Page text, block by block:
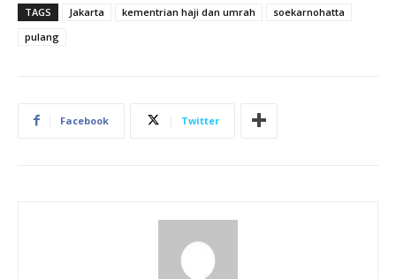
TAGS Jakarta kementrian haji dan umrah
soekarnohatta
pulang
Facebook Twitter